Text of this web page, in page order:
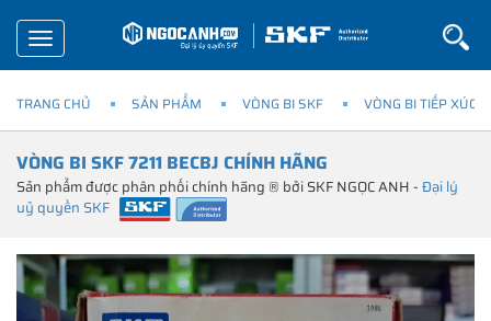
Toggle
navigation
TRANG CHỦ SẢN PHẨM VÒNG BI SKF VÒNG BI TIẾP XÚC
VÒNG BI SKF 7211 BECBJ CHÍNH HÃNG
Sản phẩm được phân phối chính hãng ® bởi SKF NGỌC ANH -Đại lý
uỷ quyền SKF